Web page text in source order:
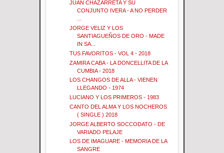
JUAN CHAZARRETA Y SU
CONJUNTO IVERA - A NO PERDER
JORGE VELIZ Y LOS
SANTIAGUEÑOS DE ORO - MADE
IN SA...
TUS FAVORITOS - VOL 4 - 2018
ZAMIRA CABA - LA DONCELLITA DE LA
CUMBIA - 2018
LOS CHANGOS DE ALLA - VIENEN
LLEGANDO - 1974
LUCIANO Y LOS PRIMEROS - 1983
CANTO DEL ALMA Y LOS NOCHEROS
( SINGLE ) 2018
JORGE ALBERTO SOCCODATO - DE
VARIADO PELAJE
LOS DE IMAGUARE - MEMORIA DE LA
SANGRE